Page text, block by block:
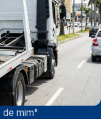
de mim"